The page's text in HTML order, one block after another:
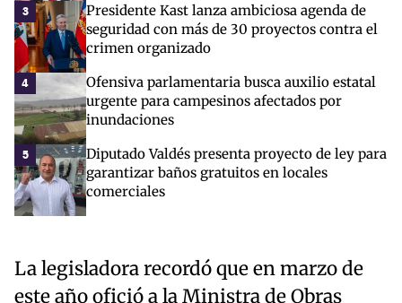
3
Presidente Kast lanza ambiciosa agenda de
seguridad con más de 30 proyectos contra el
crimen organizado
4
Ofensiva parlamentaria busca auxilio estatal
urgente para campesinos afectados por
inundaciones
5
Diputado Valdés presenta proyecto de ley para
garantizar baños gratuitos en locales
comerciales
La legisladora recordó que en marzo de
este año ofició a la Ministra de Obras